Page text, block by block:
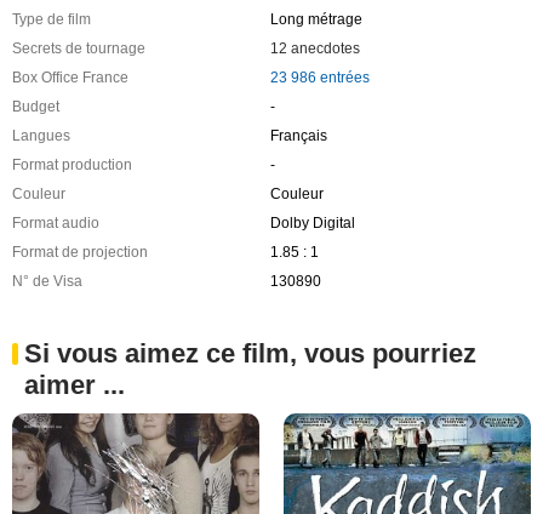
Type de film
Long métrage
Secrets de tournage
12 anecdotes
Box Office France
23 986 entrées
Budget
-
Langues
Français
Format production
-
Couleur
Couleur
Format audio
Dolby Digital
Format de projection
1.85 : 1
N° de Visa
130890
Si vous aimez ce film, vous pourriez
aimer ...